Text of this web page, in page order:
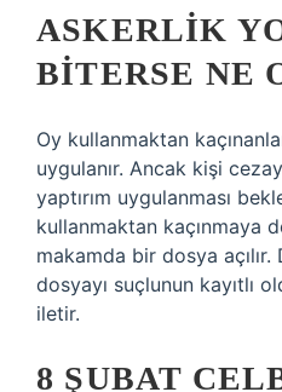
ASKERLIK
BITERSE NE
Oy kullanmaktan
uygulanır. Ancak kişi
yaptırım uygulanması
kullanmaktan kaçınmaya
makamda bir dosya
dosyayı suçlunun kayıtlı
iletir.
8 ŞUBAT